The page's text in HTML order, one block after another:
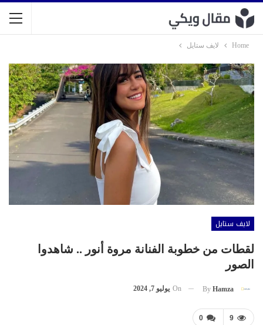
Home لايف ستايل
لايف ستايل
لقطات من خطوبة الفنانة مروة أنور .. شاهدوا
الصور
By Hamza
On يوليو 7, 2024
0 9